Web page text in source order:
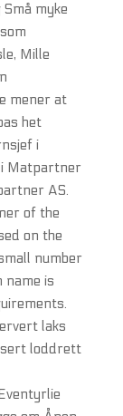
myke
Mille
mener at
het
i
i Matpartner
AS.
of the
on the
number
name is
laks
loddrett